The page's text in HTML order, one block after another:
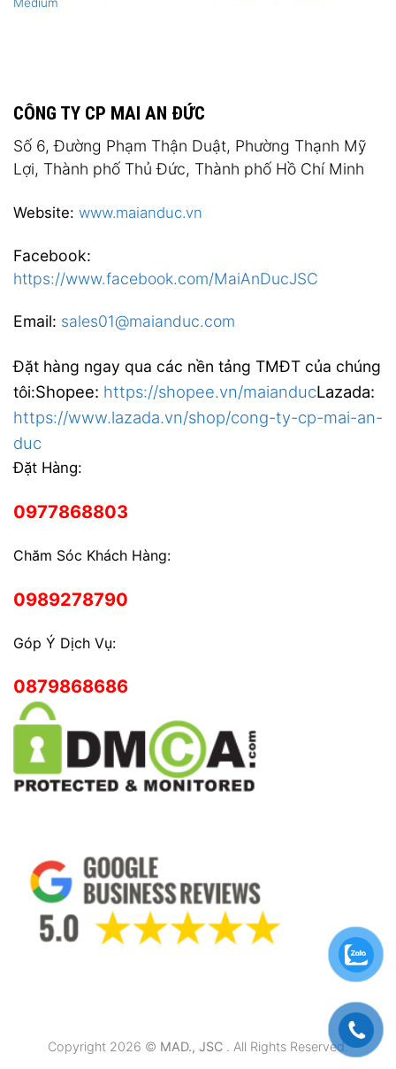
Medium
CÔNG TY CP MAI AN ĐỨC
Số 6, Đường Phạm Thận Duật, Phường Thạnh Mỹ
Lợi, Thành phố Thủ Đức, Thành phố Hồ Chí Minh
Website: www.maianduc.vn
Facebook:
https://www.facebook.com/MaiAnDucJSC
Email: sales01@maianduc.com
Đặt hàng ngay qua các nền tảng TMĐT của chúng
tôi:Shopee: https://shopee.vn/maianducLazada:
https://www.lazada.vn/shop/cong-ty-cp-mai-an-
duc
Đặt Hàng:
0977868803
Chăm Sóc Khách Hàng:
0989278790
Góp Ý Dịch Vụ:
0879868686
Copyright 2026 © MAD., JSC . All Rights Reserved.